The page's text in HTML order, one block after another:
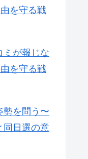
を守る戦
ミが報じな
を守る戦
勢を問う〜
同日選の意